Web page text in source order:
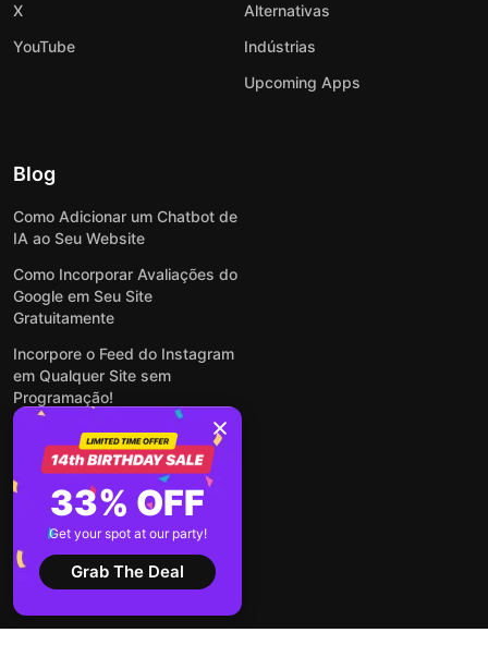
X
YouTube
Alternativas
Indústrias
Upcoming Apps
Blog
Como Adicionar um Chatbot de
IA ao Seu Website
Como Incorporar Avaliações do
Google em Seu Site
Gratuitamente
Incorpore o Feed do Instagram
em Qualquer Site sem
Programação!
Como Incorporar Formulários
em Qualquer Site Online e
Gratuitamente
Como Criar Formulário para
WordPress: Simples e Rápido
Ver todas publicações
33% OFF
Get your spot at our party!
Grab The Deal